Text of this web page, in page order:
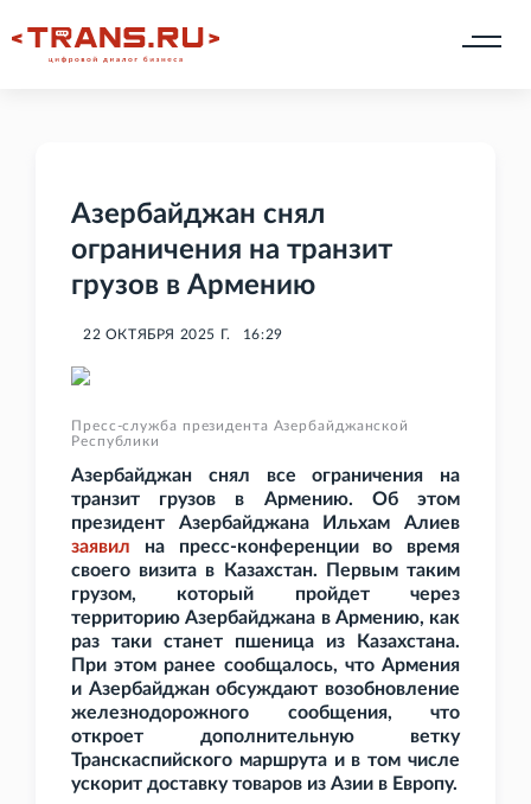
Азербайджан снял
ограничения на транзит
грузов в Армению
22 ОКТЯБРЯ 2025 Г. 16:29
Пресс-служба президента Азербайджанской
Республики
Азербайджан снял все ограничения на
транзит грузов в Армению. Об этом
президент Азербайджана Ильхам Алиев
заявил на пресс-конференции во время
своего визита в Казахстан. Первым таким
грузом, который пройдет через
территорию Азербайджана в Армению, как
раз таки станет пшеница из Казахстана.
При этом ранее сообщалось, что Армения
и Азербайджан обсуждают возобновление
железнодорожного сообщения, что
откроет дополнительную ветку
Транскаспийского маршрута и в том числе
ускорит доставку товаров из Азии в Европу.